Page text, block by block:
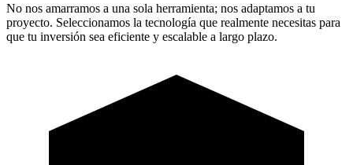
No nos amarramos a una sola herramienta; nos adaptamos a tu
proyecto. Seleccionamos la tecnología que realmente necesitas para
que tu inversión sea eficiente y escalable a largo plazo.